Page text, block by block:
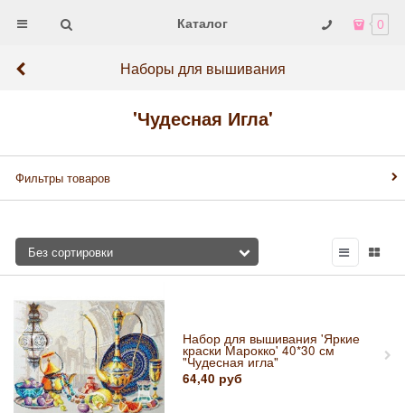
Каталог 0
Наборы для вышивания
'Чудесная Игла'
Фильтры товаров
Набор для вышивания 'Яркие
краски Марокко' 40*30 см
"Чудесная игла"
64,40 руб